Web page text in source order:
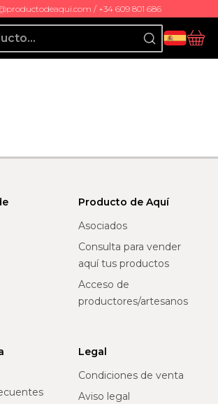
/ +34 609 801 686
Producto de Aquí
Asociados
Consulta para vender
aquí tus productos
Acceso de
productores/artesanos
Legal
Condiciones de venta
Aviso legal